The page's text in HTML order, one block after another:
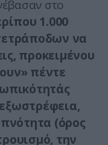
στο
1.000
να
προκειμένου
πέντε
(όρος
την